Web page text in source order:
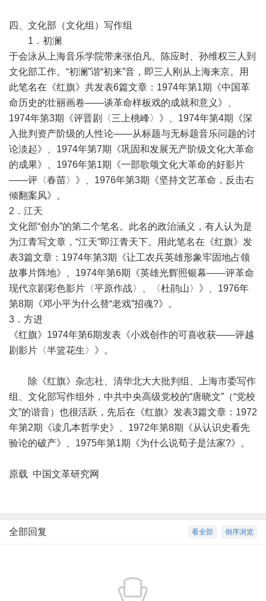
四、文化部（文化组）写作组
1．初澜
于会泳从上海音乐学院带来张伯凡、陈应时、孙维权三人到
文化部工作。“初澜”谐“初来”音，即三人刚从上海来京。用
此笔名在《红旗》共发表6篇文章：1974年第1期《中国革
命历史的壮丽画卷——谈革命样板戏的成就和意义》、
1974年第3期《评晋剧〈三上桃峰〉》、1974年第4期《深
入批判资产阶级的人性论——从标题与无标题音乐问题的讨
论淡起》、1974年第7期《巩固和发展无产阶级文化大革命
的成果》、1976年第1期《一部歌颂文化大革命的好影片
——评〈春苗〉》、1976年第3期《坚持文艺革命，反击右
倾翻案风》。
2．江天
文化部“创办”的第二个笔名。此名的政治涵义，有人认为是
为江青写文章，“江天”即江青天下。用此笔名在《红旗》发
表3篇文章：1974年第3期《让工农兵英雄形象牢固地占领
故事片阵地》、1974年第6期《英雄光辉照银幕——评革命
现代京剧彩色影片〈平原作战〉、〈杜鹃山〉》、1976年
第8期《邓小平为什么替“老戏”招魂?》。
3．方进
《红旗》1974年第6期发表《小戏创作的可喜收获——评越
剧影片〈半篮花生〉》。
除《红旗》杂志社、清华北大大批判组、上海市委写作
组、文化部写作组外，中共中央高级党校的“唐晓文”（“党校
文”的谐音）也很活跃，先后在《红旗》发表3篇文章：1972
年第2期《读几本哲学史》、1972年第8期《从认识史看先
验论的破产》、1975年第1期《为什么说荀子是法家?》。
原载 中国文革研究网
倒序浏览
看全部
全部回复